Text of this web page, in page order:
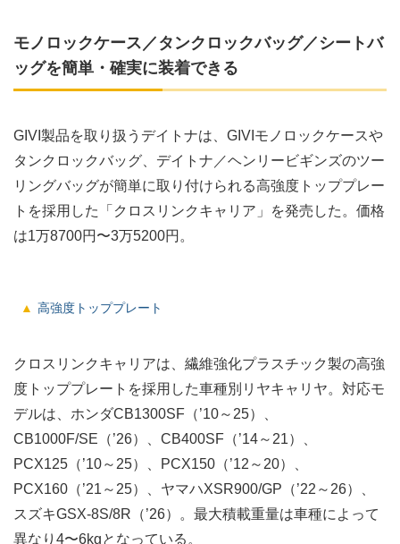
モノロックケース／タンクロックバッグ／シートバ
ッグを簡単・確実に装着できる
GIVI製品を取り扱うデイトナは、GIVIモノロックケースや
タンクロックバッグ、デイトナ／ヘンリービギンズのツー
リングバッグが簡単に取り付けられる高強度トッププレー
トを採用した「クロスリンクキャリア」を発売した。価格
は1万8700円〜3万5200円。
高強度トッププレート
クロスリンクキャリアは、繊維強化プラスチック製の高強
度トッププレートを採用した車種別リヤキャリヤ。対応モ
デルは、ホンダCB1300SF（’10～25）、
CB1000F/SE（’26）、CB400SF（’14～21）、
PCX125（’10～25）、PCX150（’12～20）、
PCX160（’21～25）、ヤマハXSR900/GP（’22～26）、
スズキGSX-8S/8R（’26）。最大積載重量は車種によって
異なり4〜6kgとなっている。